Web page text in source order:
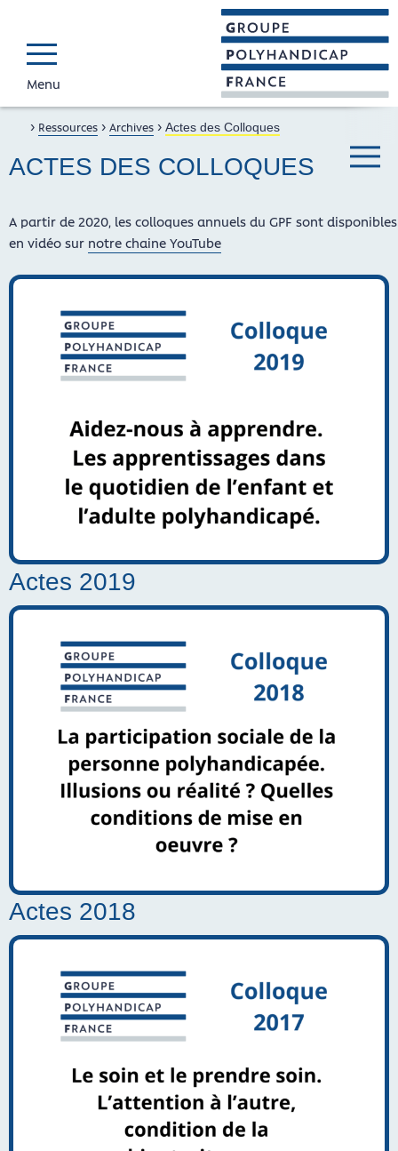
GROUPE
Faire connaître et
Menu
Accueil
› Ressources › Archives › Actes des Colloques
ACTES DES COLLOQUES
A partir de 2020, les colloques annuels du GPF sont disponibles
en vidéo sur notre chaine YouTube
Actes 2019
Actes 2018